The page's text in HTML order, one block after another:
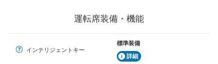
運転席装備・機能
インテリジェントキー
標準装備
詳細